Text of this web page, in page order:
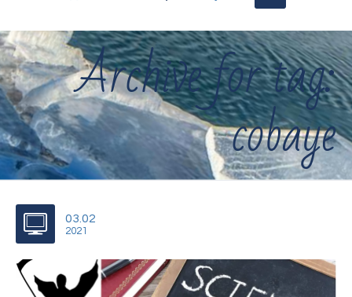
Archive for tag:
cobaye
03.02
2021